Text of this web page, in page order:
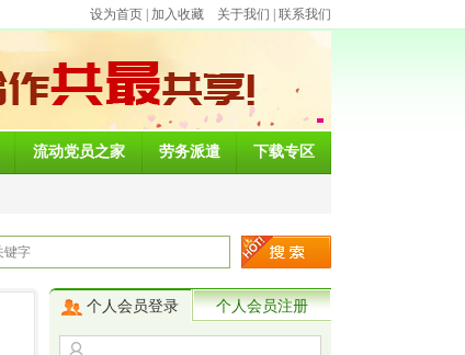
设为首页 加入收藏 关于我们 联系我们
流动党员之家 劳务派遣 下载专区
个人会员登录 个人会员注册